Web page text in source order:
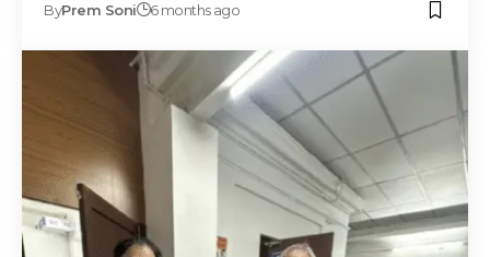
ByPrem Soni 6 months ago